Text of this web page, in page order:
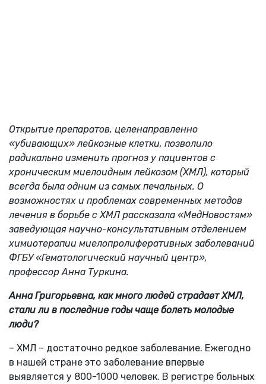
Открытие препаратов, целенаправленно
«убивающих» лейкозные клетки, позволило
радикально изменить прогноз у пациентов с
хроническим миелоидным лейкозом (ХМЛ), который
всегда была одним из самых печальных. О
возможностях и проблемах современных методов
лечения в борьбе с ХМЛ рассказала «МедНовостям»
заведующая научно-консультативным отделением
химиотерапии миелопролиферативных заболеваний
ФГБУ «Гематологический научный центр»,
профессор Анна Туркина.
Анна Григорьевна, как много людей страдает ХМЛ,
стали ли в последние годы чаще болеть молодые
люди?
– ХМЛ – достаточно редкое заболевание. Ежегодно
в нашей стране это заболевание впервые
выявляется у 800-1000 человек. В регистре больных